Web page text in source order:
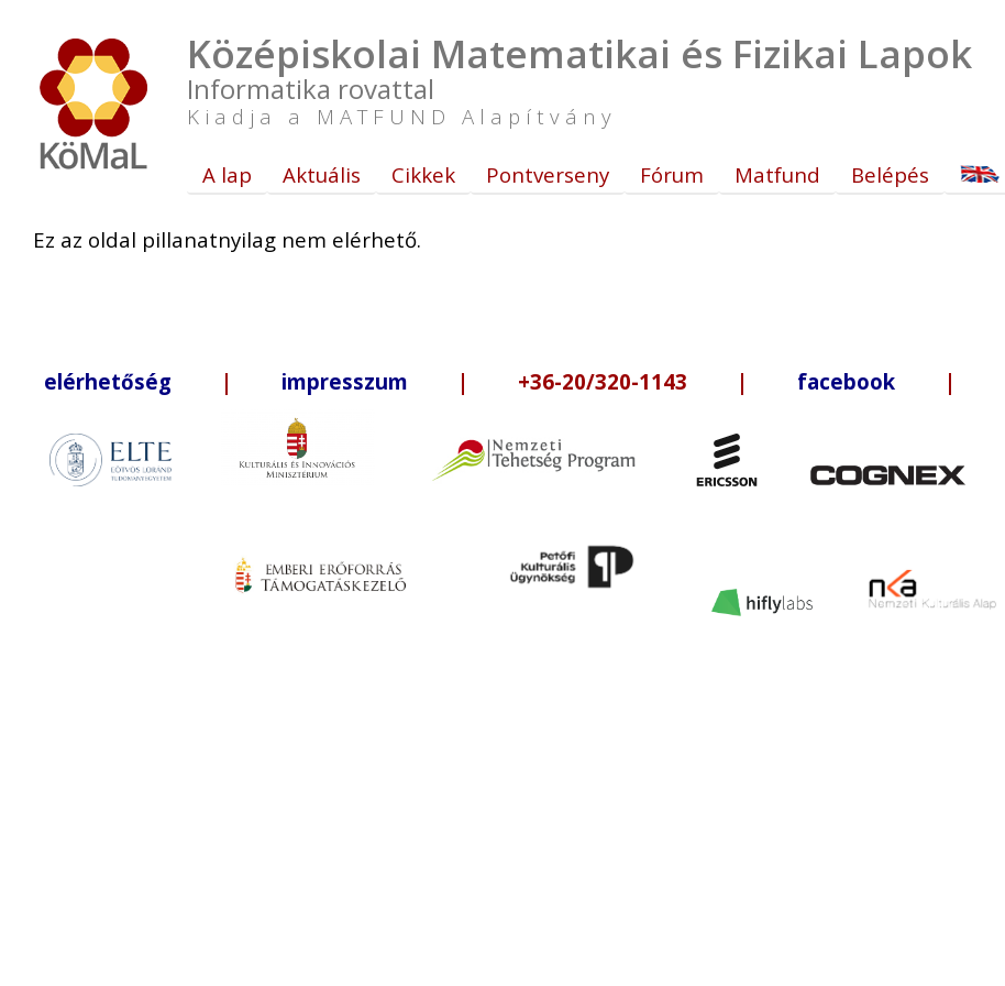
Középiskolai Matematikai és Fizikai Lapok
Informatika rovattal
Kiadja a MATFUND Alapítvány
A lap Aktuális Cikkek Pontverseny Fórum Matfund Belépés
Ez az oldal pillanatnyilag nem elérhető.
elérhetőség | impresszum | +36-20/320-1143 | facebook |